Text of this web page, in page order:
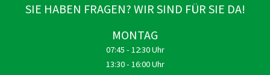
SIE HABEN FRAGEN? WIR SIND FÜR SIE DA!
MONTAG
07:45 - 12:30 Uhr
13:30 - 16:00 Uhr